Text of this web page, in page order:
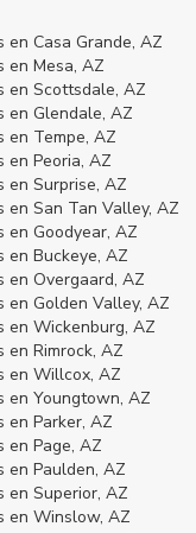
en Casa Grande, AZ
en Mesa, AZ
en Scottsdale, AZ
en Glendale, AZ
en Tempe, AZ
en Peoria, AZ
en Surprise, AZ
en San Tan Valley, AZ
en Goodyear, AZ
en Buckeye, AZ
en Overgaard, AZ
en Golden Valley, AZ
en Wickenburg, AZ
en Rimrock, AZ
en Willcox, AZ
en Youngtown, AZ
en Parker, AZ
en Page, AZ
en Paulden, AZ
en Superior, AZ
en Winslow, AZ